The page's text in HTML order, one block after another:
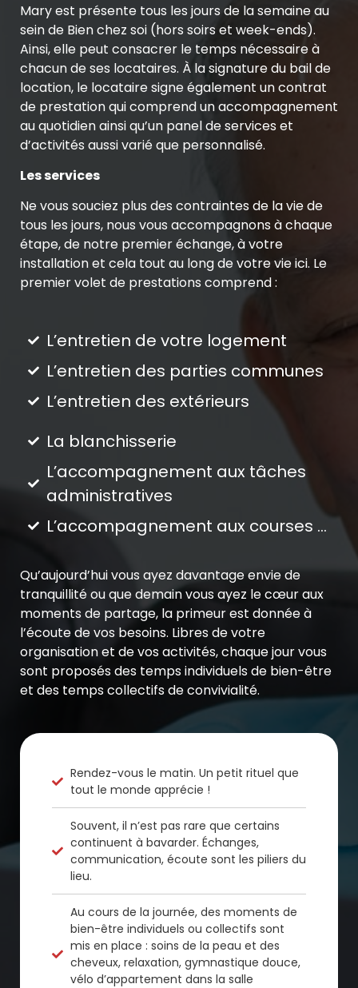
Mary est présente tous les jours de la semaine au
sein de Bien chez soi (hors soirs et week-ends).
Ainsi, elle peut consacrer le temps nécessaire à
chacun de ses locataires. À la signature du bail de
location, le locataire signe également un contrat
de prestation qui comprend un accompagnement
au quotidien ainsi qu’un panel de services et
d’activités aussi varié que personnalisé.
Les services
Ne vous souciez plus des contraintes de la vie de
tous les jours, nous vous accompagnons à chaque
étape, de notre premier échange, à votre
installation et cela tout au long de votre vie ici. Le
premier volet de prestations comprend :
L’entretien de votre logement
L’entretien des parties communes
L’entretien des extérieurs
La blanchisserie
L’accompagnement aux tâches
administratives
L’accompagnement aux courses …
Qu’aujourd’hui vous ayez davantage envie de
tranquillité ou que demain vous ayez le cœur aux
moments de partage, la primeur est donnée à
l’écoute de vos besoins. Libres de votre
organisation et de vos activités, chaque jour vous
sont proposés des temps individuels de bien-être
et des temps collectifs de convivialité.
Rendez-vous le matin. Un petit rituel que
tout le monde apprécie !
Souvent, il n’est pas rare que certains
continuent à bavarder. Échanges,
communication, écoute sont les piliers du
lieu.
Au cours de la journée, des moments de
bien-être individuels ou collectifs sont
mis en place : soins de la peau et des
cheveux, relaxation, gymnastique douce,
vélo d’appartement dans la salle